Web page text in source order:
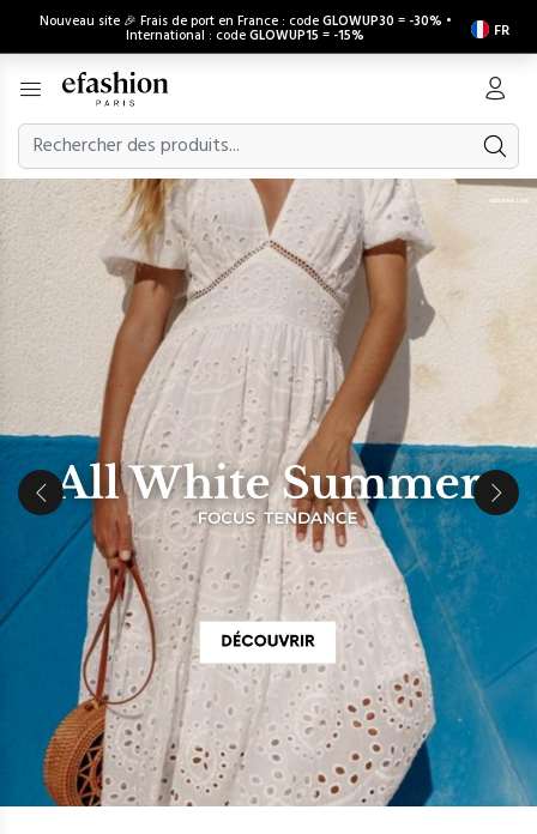
Nouveau site 🎉 Frais de port en France : codeGLOWUP30 = -30% •
International : codeGLOWUP15 = -15% FR